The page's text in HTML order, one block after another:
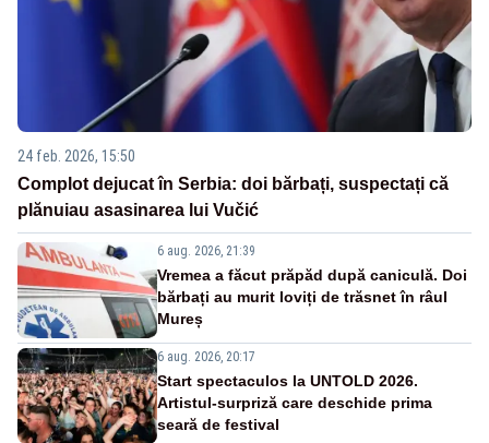
24 feb. 2026, 15:50
Complot dejucat în Serbia: doi bărbați, suspectați că
plănuiau asasinarea lui Vučić
6 aug. 2026, 21:39
Vremea a făcut prăpăd după caniculă. Doi
bărbați au murit loviți de trăsnet în râul
Mureș
6 aug. 2026, 20:17
Start spectaculos la UNTOLD 2026.
Artistul-surpriză care deschide prima
seară de festival